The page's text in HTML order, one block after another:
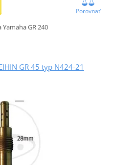
Porovnať
GR 240
GR 45 typ N424-21